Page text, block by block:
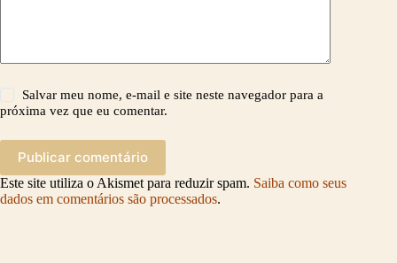
Salvar meu nome, e-mail e site neste navegador para a
próxima vez que eu comentar.
Publicar comentário
Este site utiliza o Akismet para reduzir spam. Saiba como seus
dados em comentários são processados.